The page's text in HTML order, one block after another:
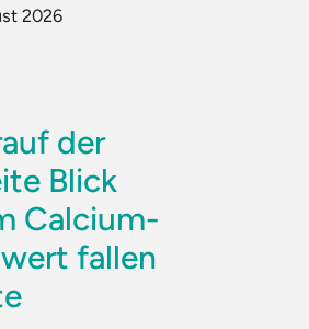
2026
der
Blick
Calcium-
fallen